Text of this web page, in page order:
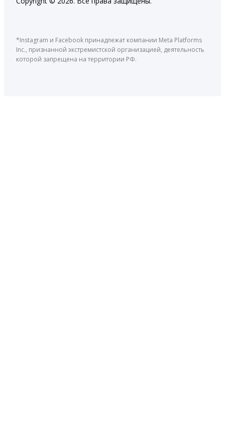
*Instagram и Facebook принадлежат компании Meta Platforms
Inc., признанной экстремистской организацией, деятельность
которой запрещена на территории РФ.